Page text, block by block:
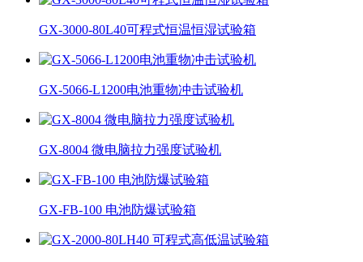
GX-3000-80L40可程式恒温恒湿试验箱
GX-5066-L1200电池重物冲击试验机
GX-8004 微电脑拉力强度试验机
GX-FB-100 电池防爆试验箱